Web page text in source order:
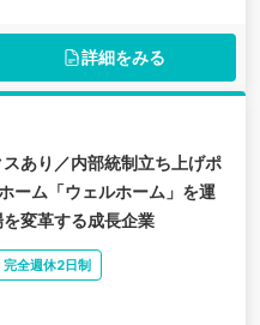
詳細をみる
スあり／内部統制立ち上げポ
ーム「ウェルホーム」を運
変革する成長企業
完全週休2日制